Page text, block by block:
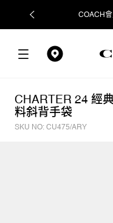
COACH
CHARTER 24 經
料斜背手袋
SKU NO: CU475/ARY